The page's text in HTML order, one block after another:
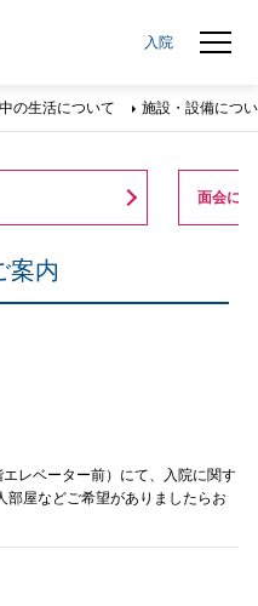
入院
面会に
の生活について 施設・設備につ
案内
レベーター前）にて、入院に関す
部屋などご希望がありましたらお